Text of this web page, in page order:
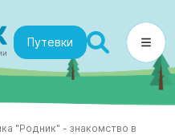
Путевки
"Родник" - знакомство в